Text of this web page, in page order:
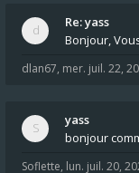
Re: yass
Bonjour,
dlan67, mer. juil. 22,
yass
bonjour
Soflette, lun. juil. 20,